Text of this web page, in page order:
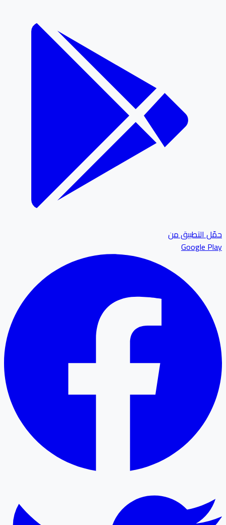
التطبيق من
Google